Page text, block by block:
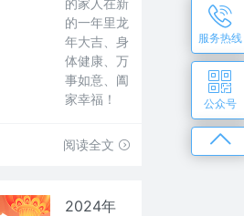
的家人在新
的一年里龙
年大吉、身
体健康、万
事如意、阖
家幸福！
阅读全文
2024年
服务热线
公众号